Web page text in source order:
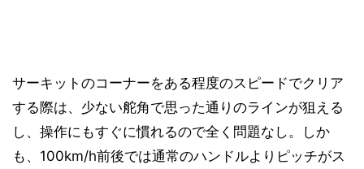
サーキットのコーナーをある程度のスピードでクリア
する際は、少ない舵角で思った通りのラインが狙える
し、操作にもすぐに慣れるので全く問題なし。しか
も、100km/h前後では通常のハンドルよりピッチがス